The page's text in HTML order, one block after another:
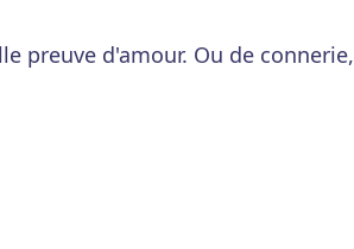
preuve d'amour. Ou de connerie,